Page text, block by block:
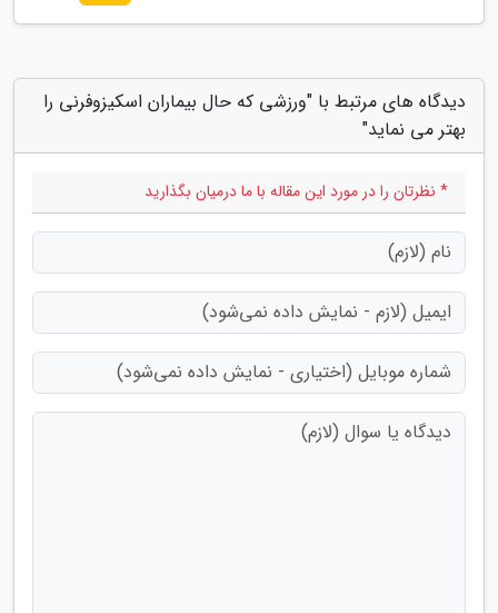
دیدگاه های مرتبط با "ورزشی که حال بیماران اسکیزوفرنی را
بهتر می نماید"
* نظرتان را در مورد این مقاله با ما درمیان بگذارید